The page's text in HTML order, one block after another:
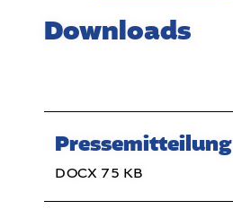
Downloads
Pressemitteilung
DOCX 75 KB